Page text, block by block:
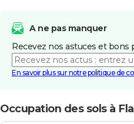
A ne pas manquer
Recevez nos astuces et
En savoir plus sur notre politique de
Occupation des sols à